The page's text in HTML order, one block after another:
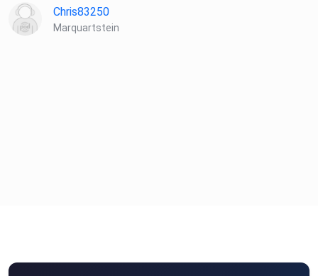
Chris83250
Marquartstein